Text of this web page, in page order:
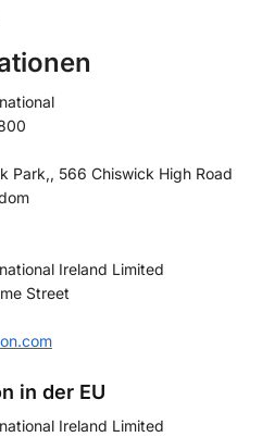
Park,, 566 Chiswick High Road
Ireland Limited
Street
in der EU
Ireland Limited